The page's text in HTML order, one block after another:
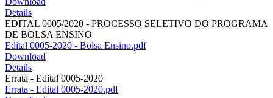
Details
EDITAL 0005/2020 - PROCESSO SELETIVO DO PROGRAMA
DE BOLSA ENSINO
Edital 0005-2020 - Bolsa Ensino.pdf
Download
Details
Errata - Edital 0005-2020
Errata - Edital 0005-2020.pdf